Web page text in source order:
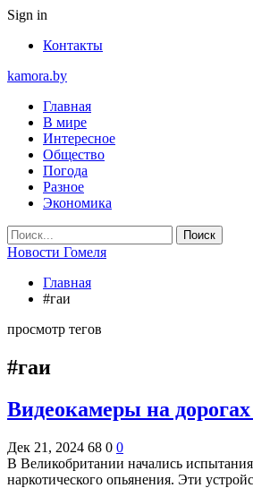
Sign in
Контакты
kamora.by
Главная
В мире
Интересное
Общество
Погода
Разное
Экономика
Новости Гомеля
Главная
#гаи
просмотр тегов
#гаи
Видеокамеры на
Дек 21, 2024 68 0 0
В Великобритании начались
наркотического опьянения. Эти